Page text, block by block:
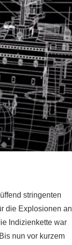
stringenten
die Explosionen an
Indizienkette war
nun vor kurzem